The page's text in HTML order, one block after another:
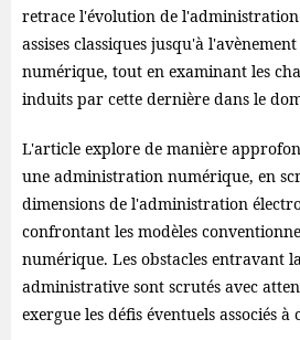
retrace l'évolution de
assises classiques jusqu'à
numérique, tout en examinant les
induits par cette dernière dans le
L'article explore de manière
une administration numérique, en
dimensions de l'administration
confrontant les modèles
numérique. Les obstacles entravant
administrative sont scrutés avec
exergue les défis éventuels associés